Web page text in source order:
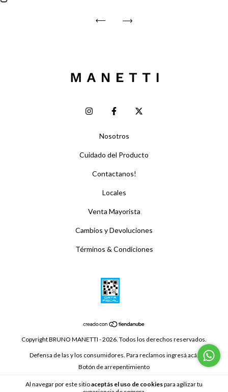
Al navegar por este sitioaceptás el uso de cookiespara agilizar tu
Nosotros
Cuidado del Producto
Contactanos!
Locales
Venta Mayorista
Cambios y Devoluciones
Términos & Condiciones
Copyright BRUNO MANETTI - 2026. Todos los derechos reservados.
Defensa de las y los consumidores. Para reclamos ingresá acá.
Botón de arrepentimiento